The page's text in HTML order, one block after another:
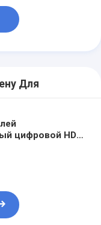
Для
цифровой HD